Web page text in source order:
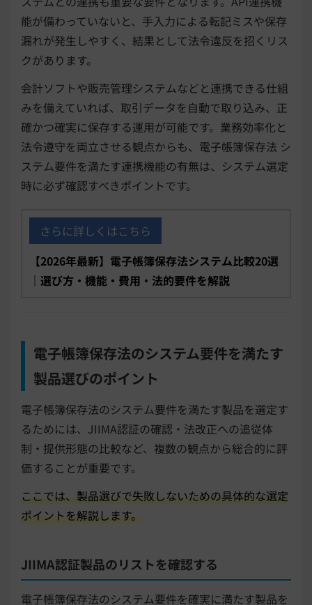
能が備わっていないと、手入力による転記ミスや保存
漏れが発生しやすく、結果として法令違反を招くリス
クがあります。
会計ソフトや販売管理システムなどと連携できる仕組
みを備えていれば、取引データを自動で取り込み、正
確かつ確実に保存する運用が可能です。業務効率化と
法令遵守を両立させる観点からも、電子帳簿保存法 シ
ステム要件を満たす連携機能の有無は、システム選定
時に必ず確認すべきポイントです。
さらに詳しくはこちら
【2026年最新】電子帳簿保存法システム比較20選
｜選び方・機能・費用・法的要件を解説
電子帳簿保存法のシステム要件を満たす
製品選びのポイント
電子帳簿保存法のシステム要件を満たす製品を選定す
るためには、JIIMA認証の確認・法改正への追従体
制・提供形態の比較など、複数の観点から総合的に評
価することが重要です。
ここでは、製品選びで失敗しないための具体的な選定
ポイントを解説します。
JIIMA認証製品のリストを確認する
電子帳簿保存法のシステム要件を確実に満たす製品を